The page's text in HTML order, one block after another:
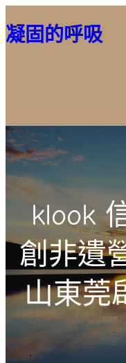
至
容
凝固的呼吸
klook
創非遺
山東莞